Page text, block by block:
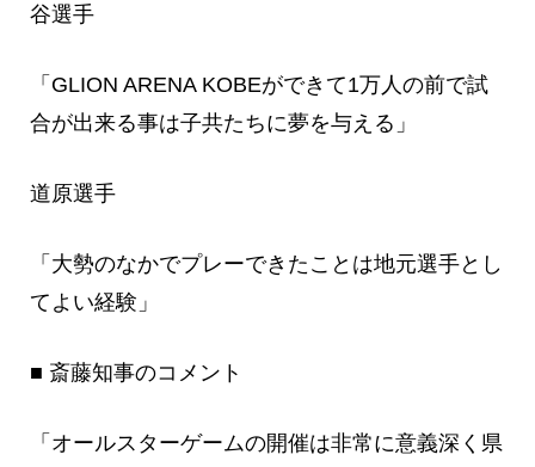
谷選手
「GLION ARENA KOBEができて1万人の前で試
合が出来る事は子共たちに夢を与える」
道原選手
「大勢のなかでプレーできたことは地元選手とし
てよい経験」
■ 斎藤知事のコメント
「オールスターゲームの開催は非常に意義深く県